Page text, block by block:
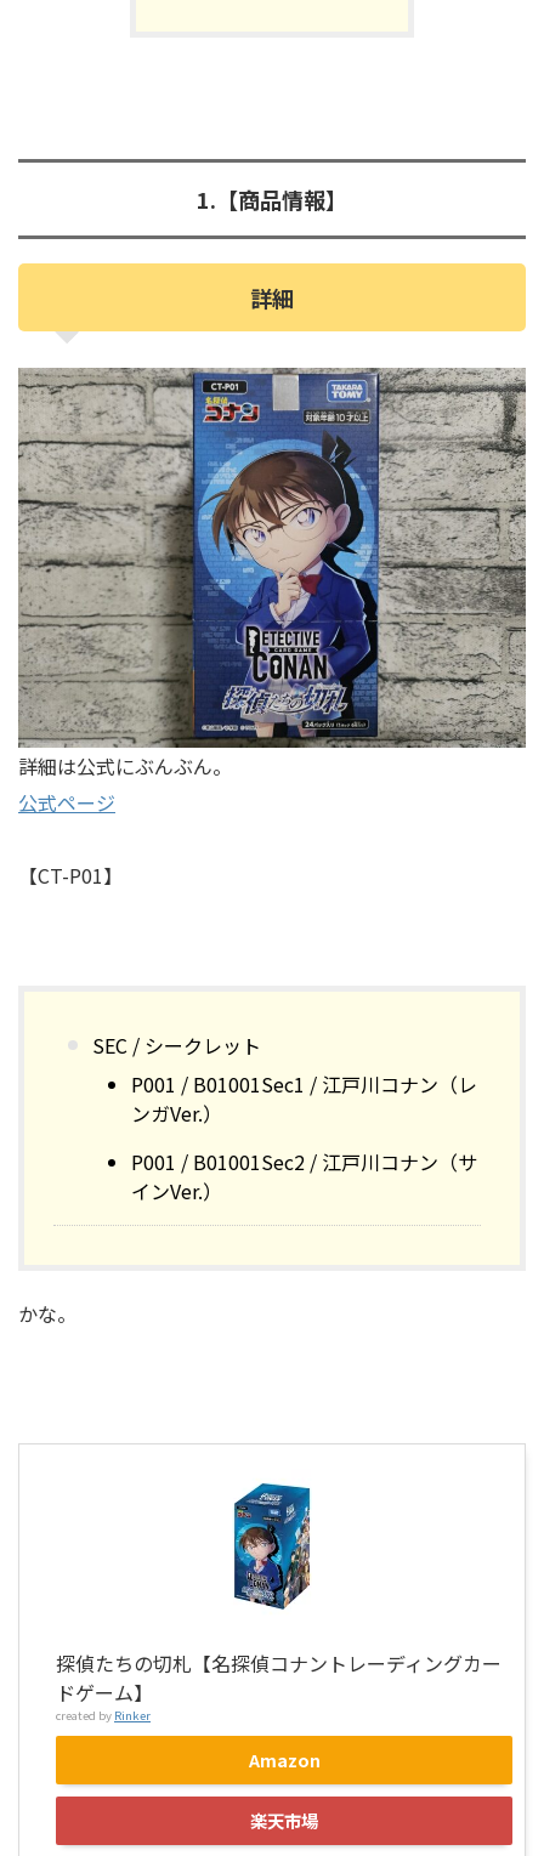
1.【商品情報】
詳細
詳細は公式にぶんぶん。
公式ページ
【CT-P01】
SEC / シークレット
P001 / B01001Sec1 / 江戸川コナン（レ
ンガVer.）
P001 / B01001Sec2 / 江戸川コナン（サ
インVer.）
かな。
探偵たちの切札【名探偵コナントレーディングカー
ドゲーム】
created by Rinker
Amazon
楽天市場